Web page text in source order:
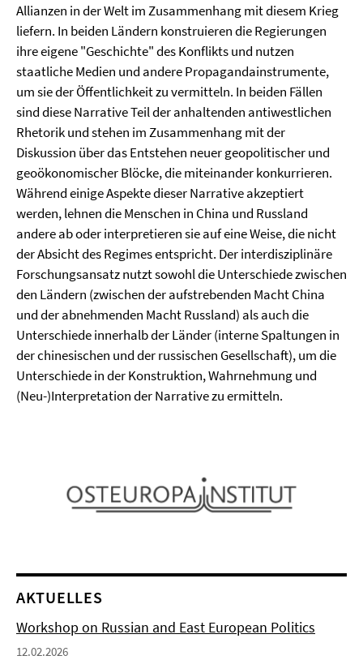
Allianzen in der Welt im Zusammenhang mit diesem Krieg
liefern. In beiden Ländern konstruieren die Regierungen
ihre eigene "Geschichte" des Konflikts und nutzen
staatliche Medien und andere Propagandainstrumente,
um sie der Öffentlichkeit zu vermitteln. In beiden Fällen
sind diese Narrative Teil der anhaltenden antiwestlichen
Rhetorik und stehen im Zusammenhang mit der
Diskussion über das Entstehen neuer geopolitischer und
geoökonomischer Blöcke, die miteinander konkurrieren.
Während einige Aspekte dieser Narrative akzeptiert
werden, lehnen die Menschen in China und Russland
andere ab oder interpretieren sie auf eine Weise, die nicht
der Absicht des Regimes entspricht. Der interdisziplinäre
Forschungsansatz nutzt sowohl die Unterschiede zwischen
den Ländern (zwischen der aufstrebenden Macht China
und der abnehmenden Macht Russland) als auch die
Unterschiede innerhalb der Länder (interne Spaltungen in
der chinesischen und der russischen Gesellschaft), um die
Unterschiede in der Konstruktion, Wahrnehmung und
(Neu-)Interpretation der Narrative zu ermitteln.
AKTUELLES
Workshop on Russian and East European Politics
12.02.2026